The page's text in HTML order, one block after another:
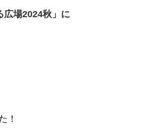
広場2024秋」に
！